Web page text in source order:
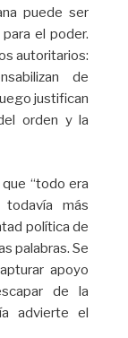
puede ser
el poder.
autoritarios:
de
justifican
orden y la
“todo era
más
política de
palabras. Se
apoyo
de la
advierte el